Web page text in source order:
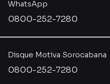
Disque Motiva Sorocabana
0800-252-7280
WhatsApp
0800-252-7280